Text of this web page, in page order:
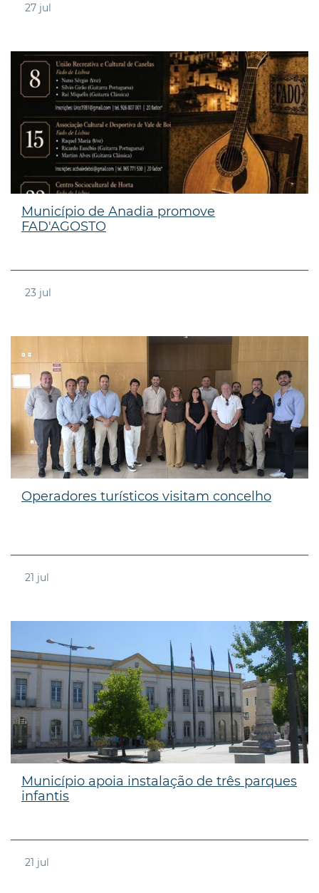
27 jul
Município de Anadia promove
FAD'AGOSTO
23 jul
Operadores turísticos visitam concelho
21 jul
Município apoia instalação de três parques
infantis
21 jul